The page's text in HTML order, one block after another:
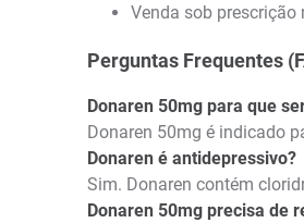
Venda sob prescrição
Perguntas Frequentes
Donaren 50mg para que
Donaren 50mg é indicado
Donaren é antidepressivo?
Sim. Donaren contém
Donaren 50mg precisa de